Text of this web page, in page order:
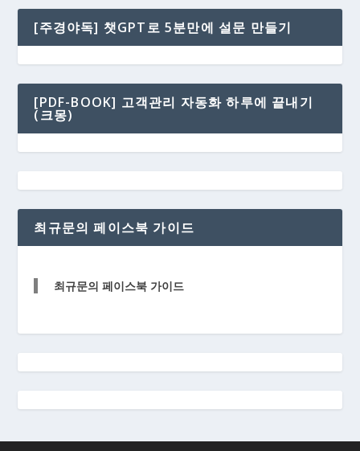
[주경야독] 챗GPT로 5분만에 설문 만들기
[PDF-BOOK] 고객관리 자동화 하루에 끝내기
(크몽)
최규문의 페이스북 가이드
최규문의 페이스북 가이드